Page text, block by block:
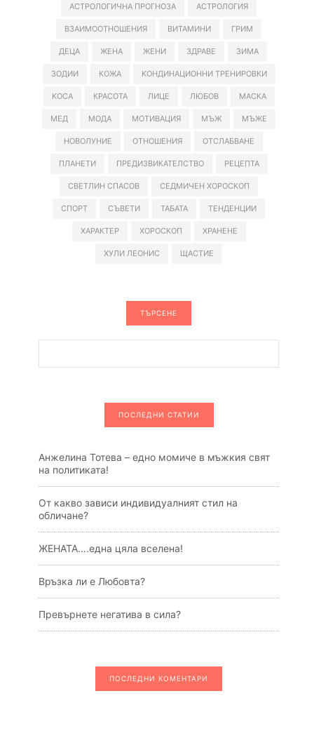
АСТРОЛОГИЧНА ПРОГНОЗА АСТРОЛОГИЯ
ВЗАИМООТНОШЕНИЯ ВИТАМИНИ ГРИМ
ДЕЦА ЖЕНА ЖЕНИ ЗДРАВЕ ЗИМА
ЗОДИИ КОЖА КОНДИНАЦИОННИ ТРЕНИРОВКИ
КОСА КРАСОТА ЛИЦЕ ЛЮБОВ МАСКА
МЕД МОДА МОТИВАЦИЯ МЪЖ МЪЖЕ
НОВОЛУНИЕ ОТНОШЕНИЯ ОТСЛАБВАНЕ
ПЛАНЕТИ ПРЕДИЗВИКАТЕЛСТВО РЕЦЕПТА
СВЕТЛИН СПАСОВ СЕДМИЧЕН ХОРОСКОП
СПОРТ СЪВЕТИ ТАБАТА ТЕНДЕНЦИИ
ХАРАКТЕР ХОРОСКОП ХРАНЕНЕ
ХУЛИ ЛЕОНИС ЩАСТИЕ
ТЪРСЕНЕ
ПОСЛЕДНИ СТАТИИ
Анжелина Тотева – едно момиче в мъжкия свят
на политиката!
От какво зависи индивидуалният стил на
обличане?
ЖЕНАТА….една цяла вселена!
Връзка ли е Любовта?
Превърнете негатива в сила?
ПОСЛЕДНИ КОМЕНТАРИ